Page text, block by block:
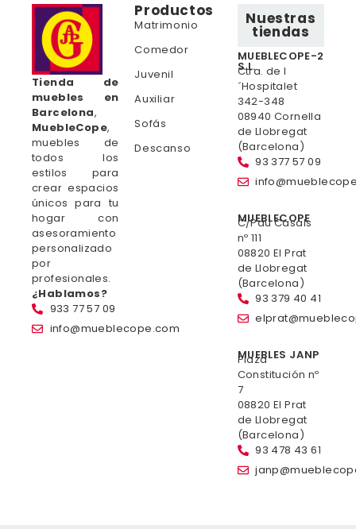
Tienda de
muebles en
Barcelona,
MuebleCope,
muebles de
todos los
estilos para
crear espacios
únicos para tu
hogar con
asesoramiento
personalizado
por
profesionales.
¿Hablamos?
933 77 57 09
info@mueblecope.com
Productos
Matrimonio
Comedor
Juvenil
Auxiliar
Sofás
Descanso
Nuestras
tiendas
MUEBLECOPE-2
S.L.
Ctra. de l
´Hospitalet
342-348
08940 Cornella
de Llobregat
(Barcelona)
93 377 57 09
MUEBLECOPE
C/Pau Casals
nº 111
08820 El Prat
de Llobregat
(Barcelona)
93 379 40 41
MUEBLES JANP
Plaza
Constitución nº
7
08820 El Prat
de Llobregat
(Barcelona)
93 478 43 61